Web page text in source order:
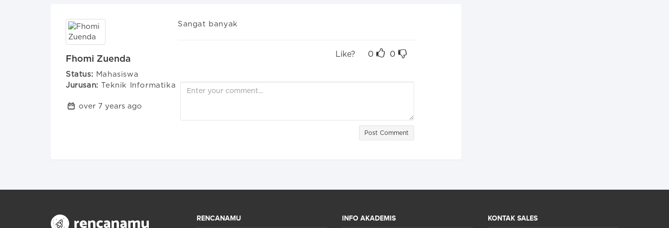
Fhomi Zuenda
Status: Mahasiswa
Jurusan: Teknik Informatika
over 7 years ago
Sangat banyak
Like? 0 0
Post Comment
RENCANAMU INFO AKADEMIS KONTAK SALES